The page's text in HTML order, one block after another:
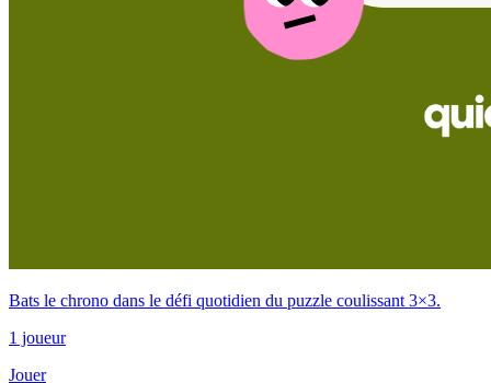
Bats le chrono dans le défi quotidien du puzzle coulissant 3×3.
1 joueur
Jouer